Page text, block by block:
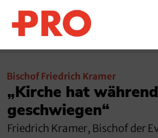
Bischof Friedrich Kramer
„Kirche hat
geschwiegen“
Friedrich Kramer, Bischof der